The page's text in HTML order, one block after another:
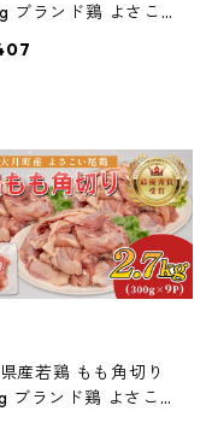
ブランド鶏 よさこ
産若鶏 もも角切り
ブランド鶏 よさこい